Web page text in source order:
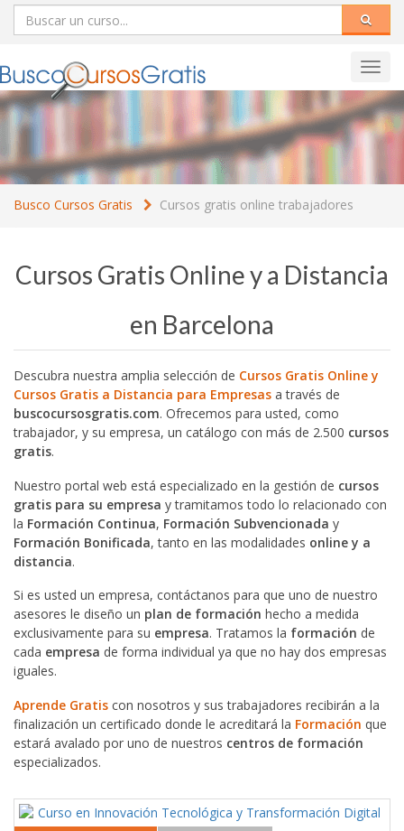
Busco Cursos Gratis Cursos gratis online trabajadores
Cursos Gratis Online y a Distancia
en Barcelona
Descubra nuestra amplia selección de Cursos Gratis Online y
Cursos Gratis a Distancia para Empresas a través de
buscocursosgratis.com. Ofrecemos para usted, como
trabajador, y su empresa, un catálogo con más de 2.500 cursos
gratis.
Nuestro portal web está especializado en la gestión de cursos
gratis para su empresa y tramitamos todo lo relacionado con
la Formación Continua, Formación Subvencionada y
Formación Bonificada, tanto en las modalidades online y a
distancia.
Si es usted un empresa, contáctanos para que uno de nuestro
asesores le diseño un plan de formación hecho a medida
exclusivamente para su empresa. Tratamos la formación de
cada empresa de forma individual ya que no hay dos empresas
iguales.
Aprende Gratis con nosotros y sus trabajadores recibirán a la
finalización un certificado donde le acreditará la Formación que
estará avalado por uno de nuestros centros de formación
especializados.